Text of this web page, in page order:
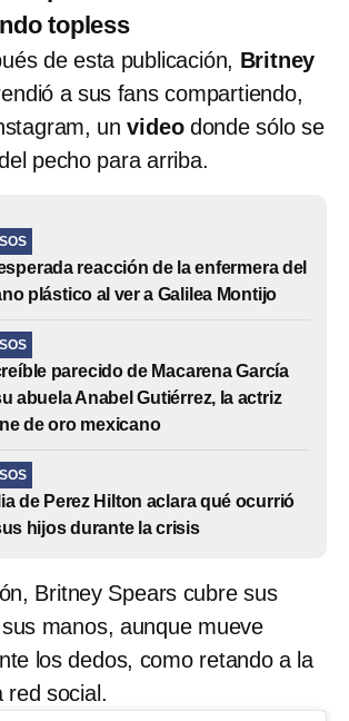
topless
de esta publicación, Britney
a sus fans compartiendo,
unvideodonde sólo se
pecho para arriba.
reacción de la enfermera del
plástico al ver a Galilea Montijo
parecido de Macarena García
abuela Anabel Gutiérrez, la actriz
de oro mexicano
de Perez Hilton aclara qué ocurrió
hijos durante la crisis
Britney Spears cubre sus
manos, aunque mueve
los dedos, como retando a la
red social.